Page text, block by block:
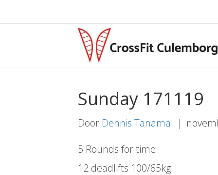
Sunday 171119
Door Dennis Tanamal |
5 Rounds for time
12 deadlifts 100/65kg